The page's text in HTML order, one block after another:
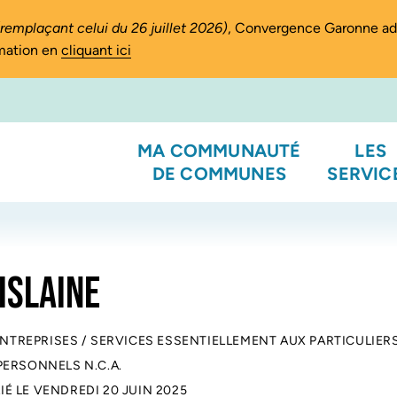
celui du 26 juillet 2026), Convergence Garonne
en cliquant ici
MA COMMUNAUTÉ
DE COMMUNES
LES
/ SERVICES ESSENTIELLEMENT AUX
N.C.A.
LE VENDREDI 20 JUIN 2025